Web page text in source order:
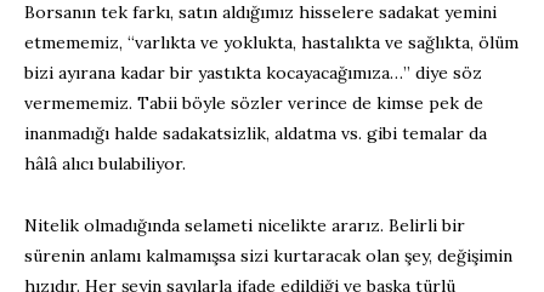
Borsanın tek farkı, satın aldığımız hisselere sadakat yemini
etmememiz, “varlıkta ve yoklukta, hastalıkta ve sağlıkta, ölüm
bizi ayırana kadar bir yastıkta kocayacağımıza…” diye söz
vermememiz. Tabii böyle sözler verince de kimse pek de
inanmadığı halde sadakatsizlik, aldatma vs. gibi temalar da
hâlâ alıcı bulabiliyor.
Nitelik olmadığında selameti nicelikte ararız. Belirli bir
sürenin anlamı kalmamışsa sizi kurtaracak olan şey, değişimin
hızıdır. Her şeyin sayılarla ifade edildiği ve başka türlü